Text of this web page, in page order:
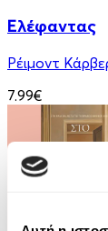
Ελέφαντας
Ρέιμοντ
7.99€